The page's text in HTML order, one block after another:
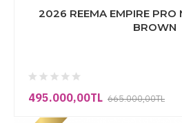
2026 REEMA EMPIRE PRO
BROWN
495.000,00TL 665.000,00TL